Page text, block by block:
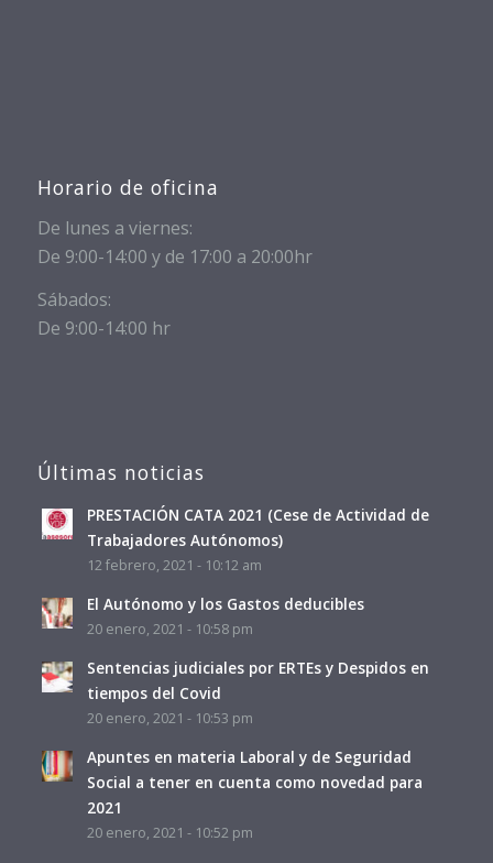
Horario de oficina
De lunes a viernes:
De 9:00-14:00 y de 17:00 a 20:00hr
Sábados:
De 9:00-14:00 hr
Últimas noticias
PRESTACIÓN CATA 2021 (Cese de Actividad de
Trabajadores Autónomos)
12 febrero, 2021 - 10:12 am
El Autónomo y los Gastos deducibles
20 enero, 2021 - 10:58 pm
Sentencias judiciales por ERTEs y Despidos en
tiempos del Covid
20 enero, 2021 - 10:53 pm
Apuntes en materia Laboral y de Seguridad
Social a tener en cuenta como novedad para
2021
20 enero, 2021 - 10:52 pm